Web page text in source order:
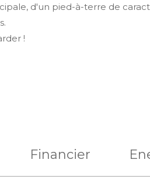
d'un pied-à-terre de
!
Financier